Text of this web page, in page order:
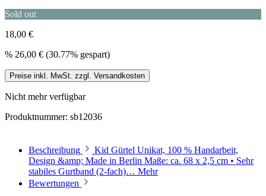
Sold out
18,00 €
% 26,00 € (30.77% gespart)
Preise inkl. MwSt. zzgl. Versandkosten
Nicht mehr verfügbar
Produktnummer: sb12036
Beschreibung
Kid Gürtel Unikat, 100 % Handarbeit,
Design &amp; Made in Berlin Maße: ca. 68 x 2,5 cm • Sehr
stabiles Gurtband (2-fach)… Mehr
Bewertungen